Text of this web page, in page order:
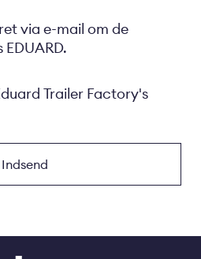
via e-mail om de
Trailer Factory's